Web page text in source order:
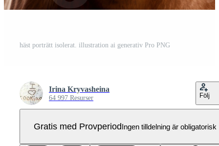
häst porträtt isolerat. illustration ai generativ Pro PNG
Irina Kryvasheina
64 997 Resurser Följ
Gratis med ProvperiodIngen tilldelning är obligatorisk